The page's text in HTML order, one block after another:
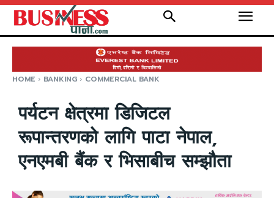
HOME BANKING COMMERCIAL BANK
पर्यटन क्षेत्रमा डिजिटल
रूपान्तरणको लागि पाटा नेपाल,
एनएमबी बैंक र भिसाबीच सम्झौता